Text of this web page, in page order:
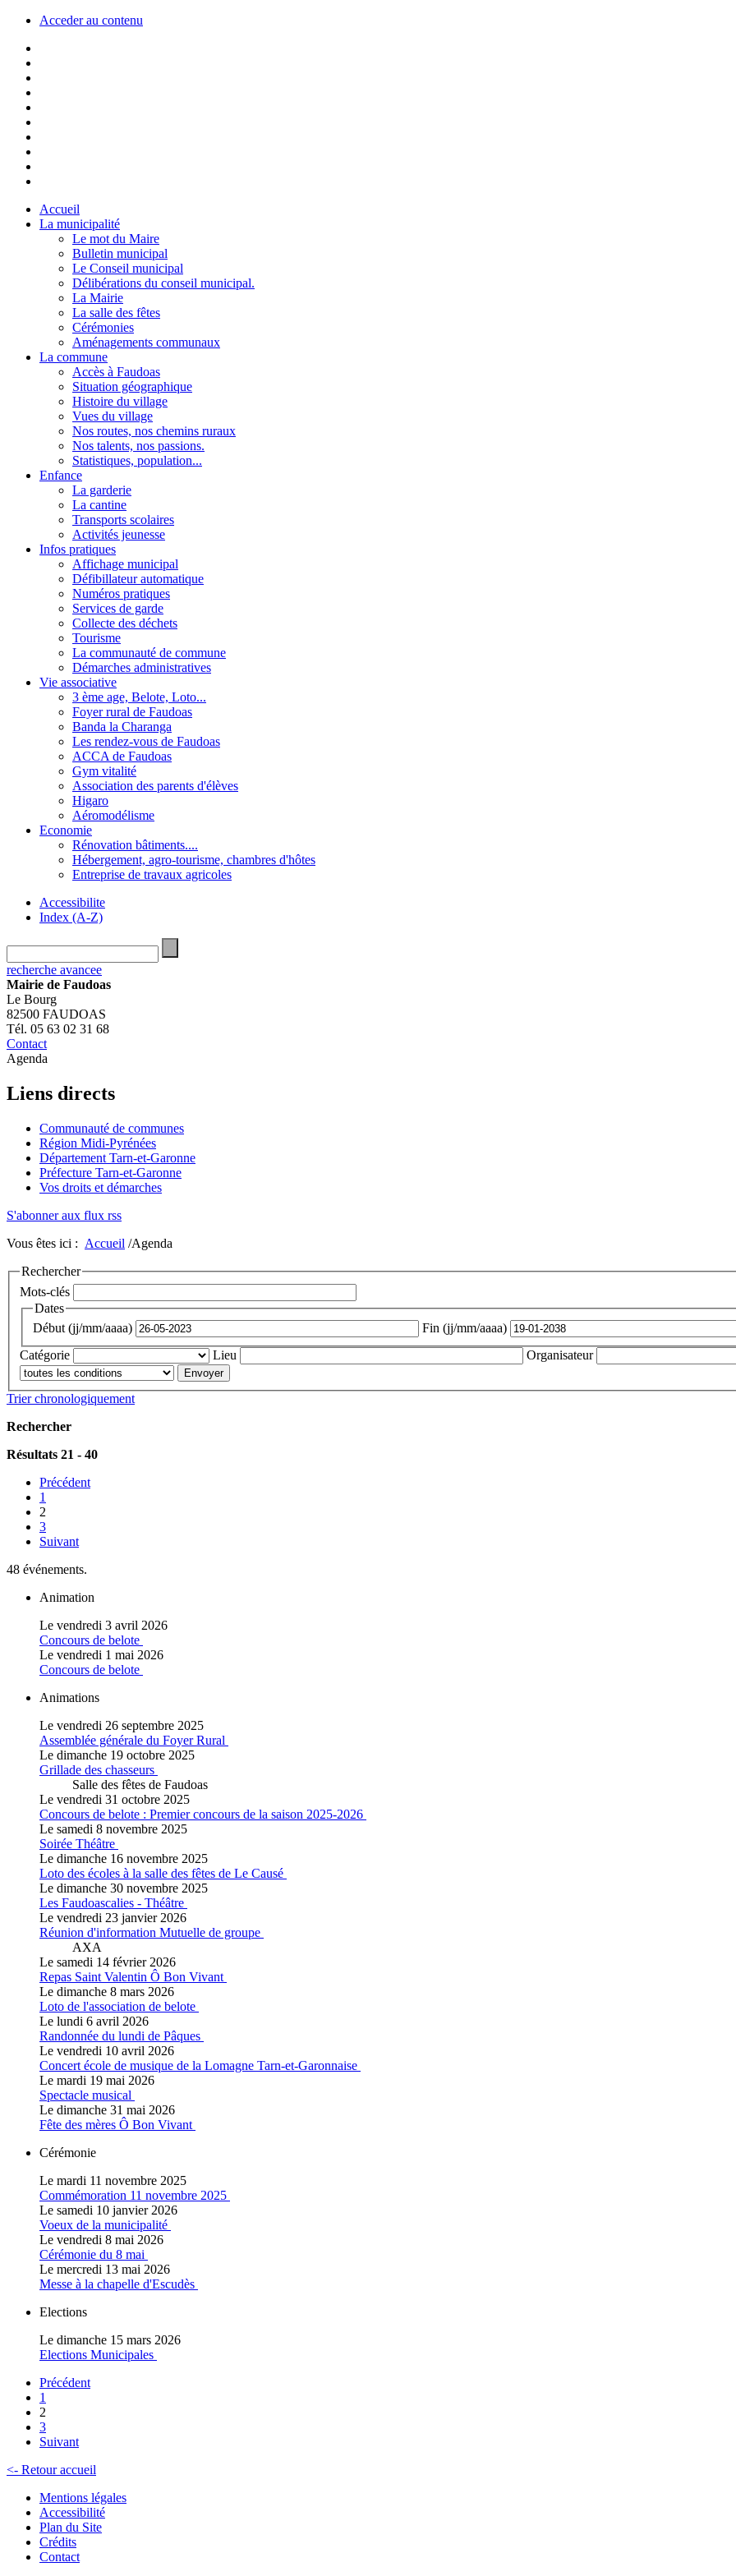
Acceder au contenu
Accueil
La municipalité
Le mot du Maire
Bulletin municipal
Le Conseil municipal
Délibérations du conseil municipal.
La Mairie
La salle des fêtes
Cérémonies
Aménagements communaux
La commune
Accès à Faudoas
Situation géographique
Histoire du village
Vues du village
Nos routes, nos chemins ruraux
Nos talents, nos passions.
Statistiques, population...
Enfance
La garderie
La cantine
Transports scolaires
Activités jeunesse
Infos pratiques
Affichage municipal
Défibillateur automatique
Numéros pratiques
Services de garde
Collecte des déchets
Tourisme
La communauté de commune
Démarches administratives
Vie associative
3 ème age, Belote, Loto...
Foyer rural de Faudoas
Banda la Charanga
Les rendez-vous de Faudoas
ACCA de Faudoas
Gym vitalité
Association des parents d'élèves
Higaro
Aéromodélisme
Economie
Rénovation bâtiments....
Hébergement, agro-tourisme, chambres d'hôtes
Entreprise de travaux agricoles
Accessibilite
Index (A-Z)
recherche avancee
Mairie de Faudoas
Le Bourg
82500 FAUDOAS
Tél. 05 63 02 31 68
Contact
Agenda
Liens directs
Communauté de communes
Région Midi-Pyrénées
Département Tarn-et-Garonne
Préfecture Tarn-et-Garonne
Vos droits et démarches
S'abonner aux flux rss
Vous êtes ici : Accueil /Agenda
Rechercher
Mots-clés
Dates
Début (jj/mm/aaaa)
Fin (jj/mm/aaaa)
Catégorie
Lieu Organisateur
Trier chronologiquement
Rechercher
Résultats 21 - 40
Précédent
1
2
3
Suivant
48 événements.
Animation
Le vendredi 3 avril 2026
Concours de belote
Le vendredi 1 mai 2026
Concours de belote
Animations
Le vendredi 26 septembre 2025
Assemblée générale du Foyer Rural
Le dimanche 19 octobre 2025
Grillade des chasseurs
Salle des fêtes de Faudoas
Le vendredi 31 octobre 2025
Concours de belote : Premier concours de la saison 2025-2026
Le samedi 8 novembre 2025
Soirée Théâtre
Le dimanche 16 novembre 2025
Loto des écoles à la salle des fêtes de Le Causé
Le dimanche 30 novembre 2025
Les Faudoascalies - Théâtre
Le vendredi 23 janvier 2026
Réunion d'information Mutuelle de groupe
AXA
Le samedi 14 février 2026
Repas Saint Valentin Ô Bon Vivant
Le dimanche 8 mars 2026
Loto de l'association de belote
Le lundi 6 avril 2026
Randonnée du lundi de Pâques
Le vendredi 10 avril 2026
Concert école de musique de la Lomagne Tarn-et-Garonnaise
Le mardi 19 mai 2026
Spectacle musical
Le dimanche 31 mai 2026
Fête des mères Ô Bon Vivant
Cérémonie
Le mardi 11 novembre 2025
Commémoration 11 novembre 2025
Le samedi 10 janvier 2026
Voeux de la municipalité
Le vendredi 8 mai 2026
Cérémonie du 8 mai
Le mercredi 13 mai 2026
Messe à la chapelle d'Escudès
Elections
Le dimanche 15 mars 2026
Elections Municipales
Précédent
1
2
3
Suivant
<- Retour accueil
Mentions légales
Accessibilité
Plan du Site
Crédits
Contact